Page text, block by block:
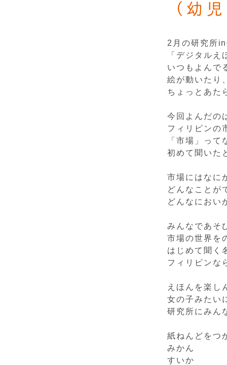
（幼
2月の研究所
「デジタル
いつもよんで
絵が動いたり
ちょっとあた
今回よんだの
フィリピンの
「市場」って
初めて聞いた
市場にはなに
どんなことが
どんなにおい
みんなであそ
市場の世界を
はじめて聞く
フィリピンな
えほんを楽し
女の子みたい
研究所にみん
紙ねんどをつ
みかん
すいか